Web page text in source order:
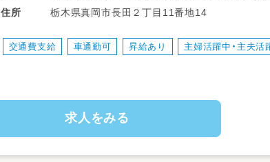
7歳以上（放課後等デイサービス）の子どもたちを
行っていただくお仕事です。
・遊び、学習、創作、運動、生活動作訓練などの支援
◇集団療育※安心の研修制度あり
・独自の整体、食育、運動療法、右脳トレーニング、
ビジョントレーニングなどの支援
住所 栃木県真岡市長田２丁目11番地14
交通費支給 車通勤可 昇給あり 主婦活躍中・主夫活
求人をみる